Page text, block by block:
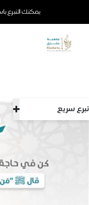
يمكنك التبرع